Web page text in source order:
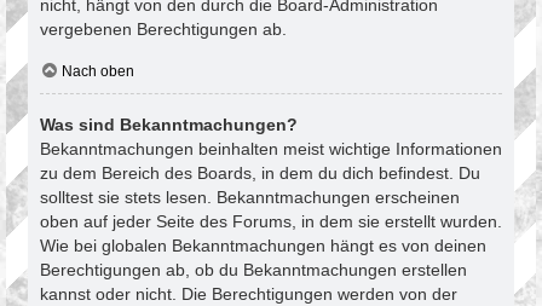
nicht, hängt von den durch die Board-Administration
vergebenen Berechtigungen ab.
Nach oben
Was sind Bekanntmachungen?
Bekanntmachungen beinhalten meist wichtige Informationen
zu dem Bereich des Boards, in dem du dich befindest. Du
solltest sie stets lesen. Bekanntmachungen erscheinen
oben auf jeder Seite des Forums, in dem sie erstellt wurden.
Wie bei globalen Bekanntmachungen hängt es von deinen
Berechtigungen ab, ob du Bekanntmachungen erstellen
kannst oder nicht. Die Berechtigungen werden von der